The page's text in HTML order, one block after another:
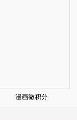
漫画微积分